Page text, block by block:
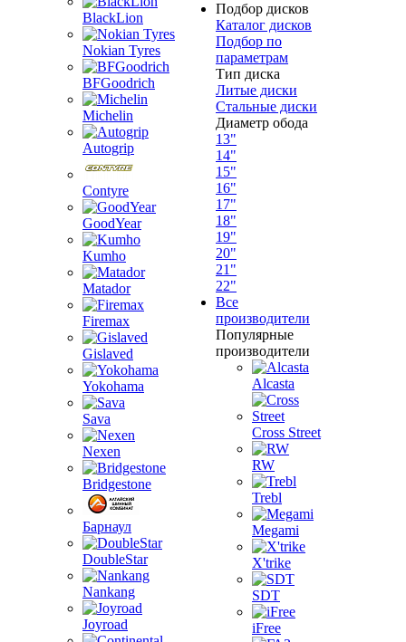
BlackLion
Nokian Tyres
BFGoodrich
Michelin
Autogrip
Contyre
GoodYear
Kumho
Matador
Firemax
Gislaved
Yokohama
Sava
Nexen
Bridgestone
Барнаул
DoubleStar
Nankang
Joyroad
Подбор дисков
Каталог дисков
Подбор по
параметрам
Тип диска
Литые диски
Стальные диски
Диаметр обода
13"
14"
15"
16"
17"
18"
19"
20"
21"
22"
Все
производители
Популярные
производители
Alcasta
Cross Street
RW
Trebl
Megami
X'trike
SDT
iFree